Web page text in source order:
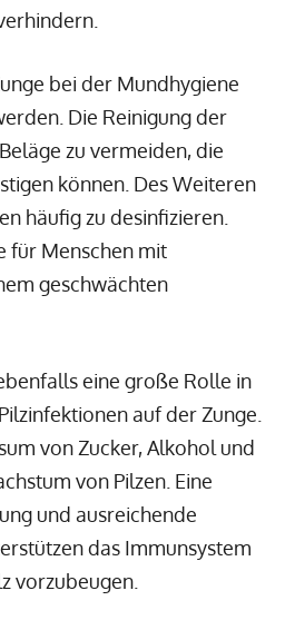
bei der Mundhygiene
Die Reinigung der
zu vermeiden, die
können. Des Weiteren
häufig zu desinfizieren.
für Menschen mit
geschwächten
eine große Rolle in
auf der Zunge.
von Zucker, Alkohol und
von Pilzen. Eine
und ausreichende
das Immunsystem
vorzubeugen.